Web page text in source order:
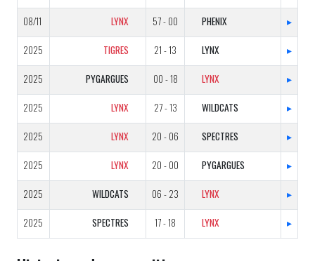
08/11 LYNX 57 - 00 PHENIX ▸
2025 TIGRES 21 - 13 LYNX ▸
2025 PYGARGUES 00 - 18 LYNX ▸
2025 LYNX 27 - 13 WILDCATS ▸
2025 LYNX 20 - 06 SPECTRES ▸
2025 LYNX 20 - 00 PYGARGUES ▸
2025 WILDCATS 06 - 23 LYNX ▸
2025 SPECTRES 17 - 18 LYNX ▸